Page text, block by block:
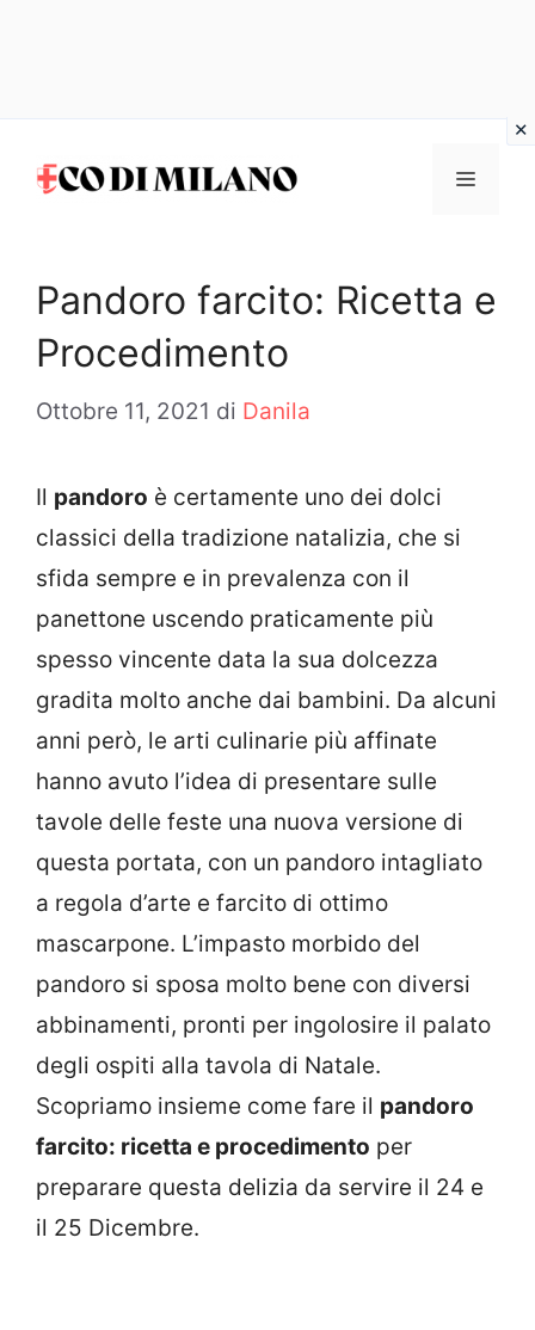
MENU
Pandoro farcito: Ricetta e
Procedimento
Ottobre 11, 2021 di Danila
Il pandoro è certamente uno dei dolci
classici della tradizione natalizia, che si
sfida sempre e in prevalenza con il
panettone uscendo praticamente più
spesso vincente data la sua dolcezza
gradita molto anche dai bambini. Da alcuni
anni però, le arti culinarie più affinate
hanno avuto l’idea di presentare sulle
tavole delle feste una nuova versione di
questa portata, con un pandoro intagliato
a regola d’arte e farcito di ottimo
mascarpone. L’impasto morbido del
pandoro si sposa molto bene con diversi
abbinamenti, pronti per ingolosire il palato
degli ospiti alla tavola di Natale.
Scopriamo insieme come fare il pandoro
farcito: ricetta e procedimento per
preparare questa delizia da servire il 24 e
il 25 Dicembre.